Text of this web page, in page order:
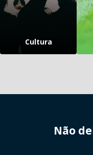
Cultura
Não